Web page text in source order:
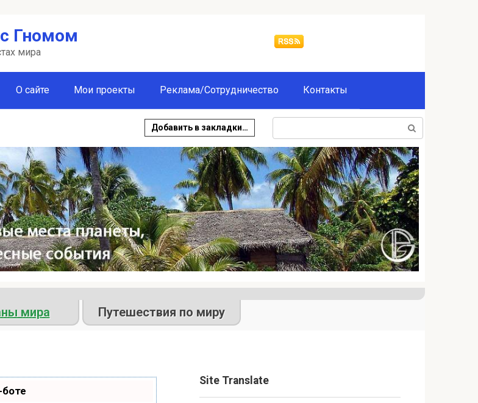
Гномом
мира
О сайте Мои проекты Реклама/Сотрудничество Контакты
Добавить в закладки…
мира Путешествия по миру
Site Translate